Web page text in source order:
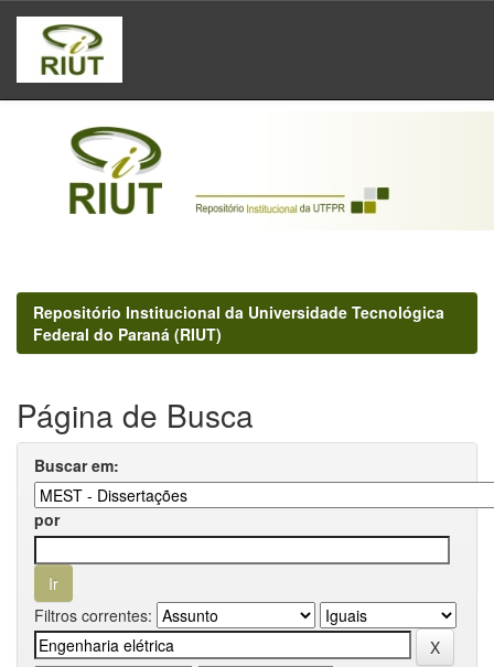
Skip
navigation
Repositório Institucional da Universidade Tecnológica
Federal do Paraná (RIUT)
Página de Busca
Buscar em:
por
Filtros correntes: